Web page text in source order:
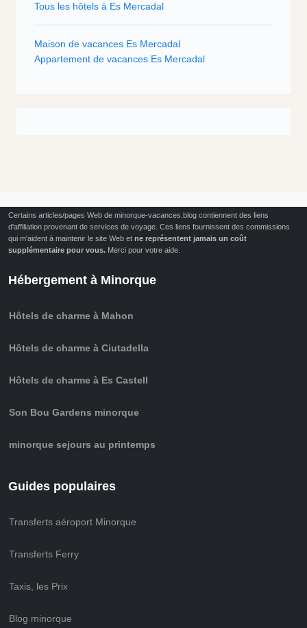
Tous les hôtels à Es Mercadal
Maison de vacances Es Mercadal
Appartement de vacances Es Mercadal
Certains articles/pages Web de minorque-vacances.blog contiennent des liens
d'affiliation provenant de services de voyage. Ces liens fournissent des commissions
qui m'aident à maintenir le site Web et ne représentent jamais un coût
supplémentaire pour vous. Merci pour votre aide.
Hébergement à Minorque
Hôtels de charme à Mahon
Hôtels de charme à Ciutadella
Hôtels de charme à Es Castell
Son Bou Gardens minorque
minorque sejours au printemps
Guides populaires
Transferts aéroport Minorque
Transferts Ferry
Taxis, les Prix
Blog minorque